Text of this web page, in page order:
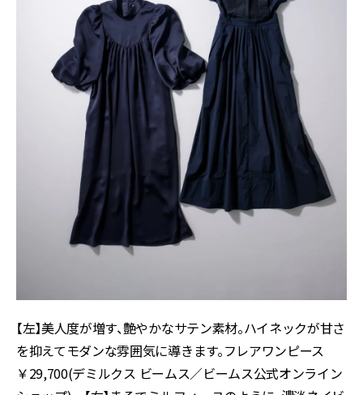
【左】美人度が増す、艶やかなサテン素材。ハイネックが甘さ
を抑えてモダンな雰囲気に導きます。フレアワンピース
￥29,700(デミルクス ビームス／ビームス公式オンライン